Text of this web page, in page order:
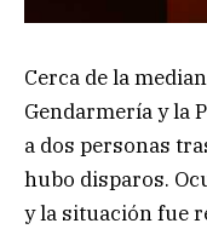
Cerca de la
Gendarmería y la
a dos personas
hubo disparos.
y la situación fue